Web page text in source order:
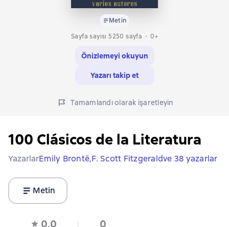
Metin
Sayfa sayısı 5250 sayfa
0+
Önizlemeyi okuyun
Yazarı takip et
Tamamlandı olarak işaretleyin
100 Clásicos de la Literatura
YazarlarEmily Brontë,F. Scott Fitzgeraldve 38 yazarlar
Metin
0,0 0